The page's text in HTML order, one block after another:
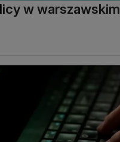
w warszawskim